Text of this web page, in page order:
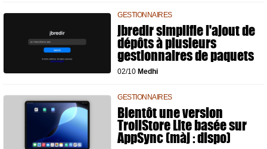
GESTIONNAIRES
jbredir simplifie l'ajout de
dépôts à plusieurs
gestionnaires de paquets
02/10 Medhi
GESTIONNAIRES
Bientôt une version
TrollStore Lite basée sur
AppSync (màj : dispo)